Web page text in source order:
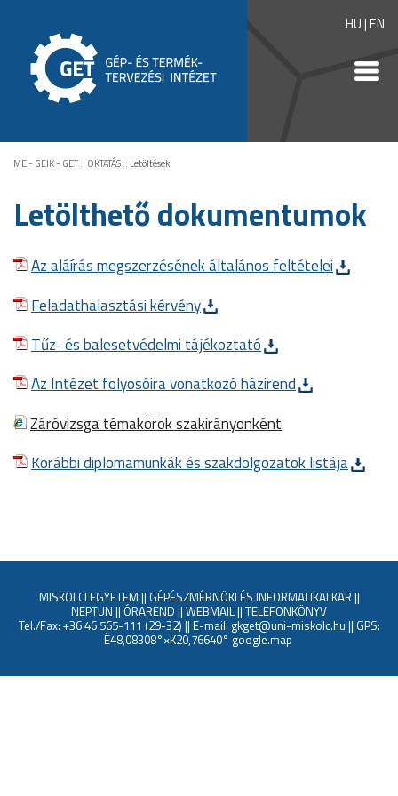
HU|EN
ME - GEIK - GET:: OKTATÁS:: Letöltések
Letölthető dokumentumok
Az aláírás megszerzésének általános feltételei
Feladathalasztási kérvény
Tűz- és balesetvédelmi tájékoztató
Az Intézet folyosóira vonatkozó házirend
Záróvizsga témakörök szakirányonként
Korábbi diplomamunkák és szakdolgozatok listája
MISKOLCI EGYETEM || GÉPÉSZMÉRNÖKI ÉS INFORMATIKAI KAR ||
NEPTUN || ÓRAREND || WEBMAIL|| TELEFONKÖNYV
Tel./Fax: +36 46 565-111 (29-32) || E-mail: gkget@uni-miskolc.hu || GPS:
É48,08308°×K20,76640° google.map